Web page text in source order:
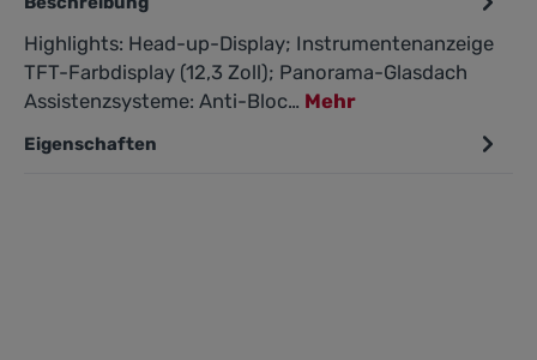
Highlights: Head-up-Display; Instrumentenanzeige
TFT-Farbdisplay (12,3 Zoll); Panorama-Glasdach
Assistenzsysteme: Anti-Bloc… Mehr
Eigenschaften